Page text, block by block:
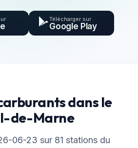
Télécharger sur
Google Play
dans le
de-Marne
06-23 sur 81 stations du